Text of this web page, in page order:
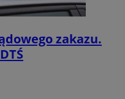
zakazu.